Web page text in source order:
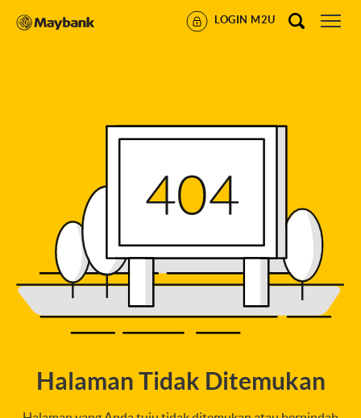
LOGIN M2U
Halaman Tidak Ditemukan